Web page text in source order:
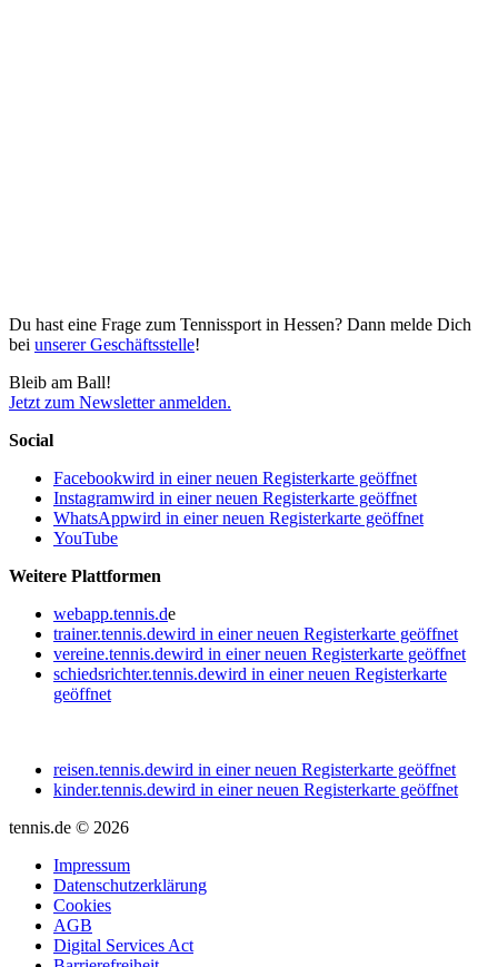
Du hast eine Frage zum Tennissport in Hessen? Dann melde Dich
bei unserer Geschäftsstelle!
Bleib am Ball!
Jetzt zum Newsletter anmelden.
Social
Facebookwird in einer neuen Registerkarte geöffnet
Instagramwird in einer neuen Registerkarte geöffnet
WhatsAppwird in einer neuen Registerkarte geöffnet
YouTube
Weitere Plattformen
webapp.tennis.de
trainer.tennis.dewird in einer neuen Registerkarte geöffnet
vereine.tennis.dewird in einer neuen Registerkarte geöffnet
schiedsrichter.tennis.dewird in einer neuen Registerkarte
geöffnet
reisen.tennis.dewird in einer neuen Registerkarte geöffnet
kinder.tennis.dewird in einer neuen Registerkarte geöffnet
tennis.de © 2026
Impressum
Datenschutzerklärung
Cookies
AGB
Digital Services Act